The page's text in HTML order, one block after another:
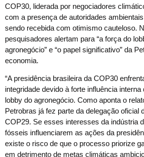
COP30, liderada por negociadores
com a presença de autoridades
sendo recebida com otimismo cauteloso.
pesquisadores alertam para “a força do
agronegócio” e “o papel significativo” da
economia.
“A presidência brasileira da COP30
integridade devido à forte influência
lobby do agronegócio. Como aponta o
Petrobras já fez parte da delegação oficial
COP29. Se esses interesses da indústria
fósseis influenciarem as ações da
existe o risco de que o processo priorize
em detrimento de metas climáticas